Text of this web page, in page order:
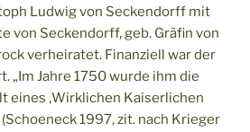
Ludwig von Seckendorff mit
von Seckendorff, geb. Gräfin von
verheiratet. Finanziell war der
„Im Jahre 1750 wurde ihm die
eines ‚Wirklichen Kaiserlichen
(Schoeneck 1997, zit. nach Krieger